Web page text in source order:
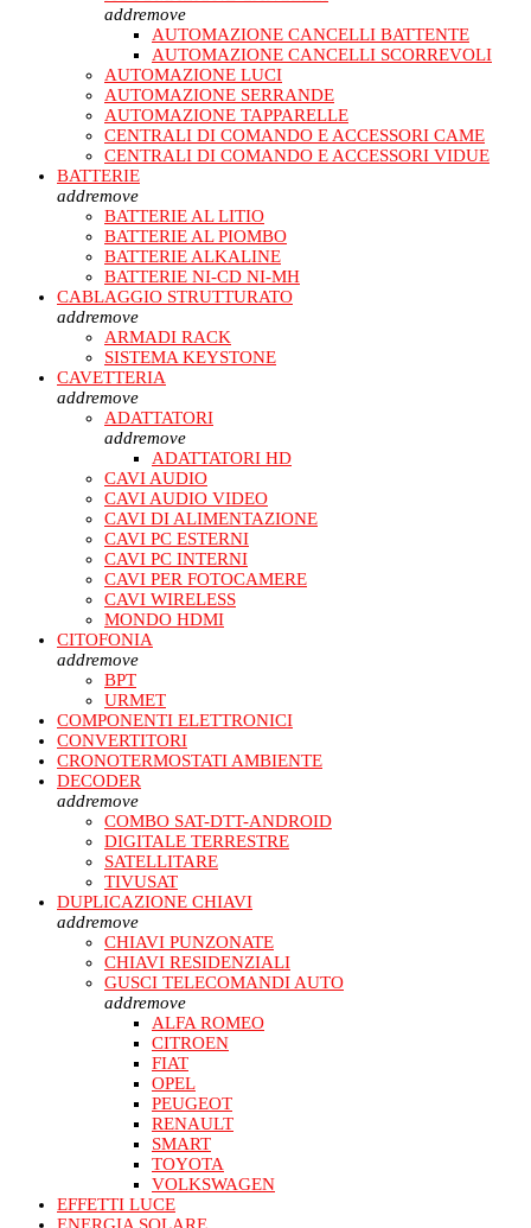
addremove
AUTOMAZIONE CANCELLI BATTENTE
AUTOMAZIONE CANCELLI SCORREVOLI
AUTOMAZIONE LUCI
AUTOMAZIONE SERRANDE
AUTOMAZIONE TAPPARELLE
CENTRALI DI COMANDO E ACCESSORI CAME
CENTRALI DI COMANDO E ACCESSORI VIDUE
BATTERIE
addremove
BATTERIE AL LITIO
BATTERIE AL PIOMBO
BATTERIE ALKALINE
BATTERIE NI-CD NI-MH
CABLAGGIO STRUTTURATO
addremove
ARMADI RACK
SISTEMA KEYSTONE
CAVETTERIA
addremove
ADATTATORI
addremove
ADATTATORI HD
CAVI AUDIO
CAVI AUDIO VIDEO
CAVI DI ALIMENTAZIONE
CAVI PC ESTERNI
CAVI PC INTERNI
CAVI PER FOTOCAMERE
CAVI WIRELESS
MONDO HDMI
CITOFONIA
addremove
BPT
URMET
COMPONENTI ELETTRONICI
CONVERTITORI
CRONOTERMOSTATI AMBIENTE
DECODER
addremove
COMBO SAT-DTT-ANDROID
DIGITALE TERRESTRE
SATELLITARE
TIVUSAT
DUPLICAZIONE CHIAVI
addremove
CHIAVI PUNZONATE
CHIAVI RESIDENZIALI
GUSCI TELECOMANDI AUTO
addremove
ALFA ROMEO
CITROEN
FIAT
OPEL
PEUGEOT
RENAULT
SMART
TOYOTA
VOLKSWAGEN
EFFETTI LUCE